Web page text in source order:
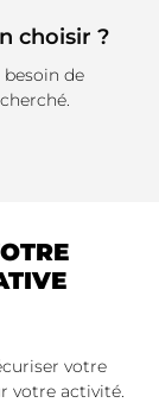
choisir ?
de
votre
votre activité.